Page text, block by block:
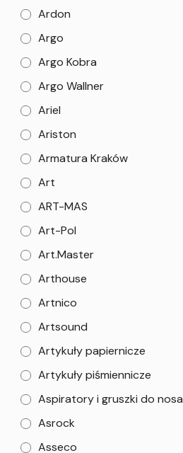
Ardon
Argo
Argo Kobra
Argo Wallner
Ariel
Ariston
Armatura Kraków
Art
ART-MAS
Art-Pol
Art.Master
Arthouse
Artnico
Artsound
Artykuły papiernicze
Artykuły piśmiennicze
Aspiratory i gruszki do nosa
Asrock
Asseco